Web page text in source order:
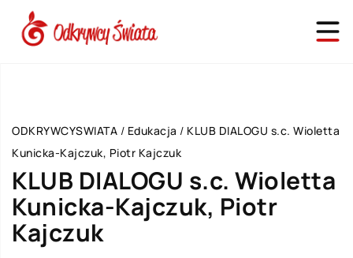
ODKRYWCYSWIATA / Edukacja / KLUB DIALOGU s.c. Wioletta
Kunicka-Kajczuk, Piotr Kajczuk
KLUB DIALOGU s.c. Wioletta
Kunicka-Kajczuk, Piotr
Kajczuk